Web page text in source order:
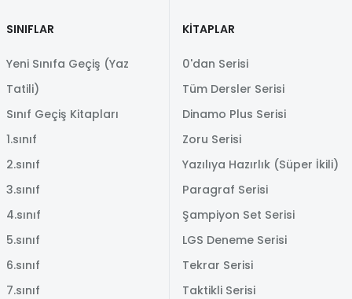
SINIFLAR
Yeni Sınıfa Geçiş (Yaz
Tatili)
Sınıf Geçiş Kitapları
1.sınıf
2.sınıf
3.sınıf
4.sınıf
5.sınıf
6.sınıf
7.sınıf
KİTAPLAR
0'dan Serisi
Tüm Dersler Serisi
Dinamo Plus Serisi
Zoru Serisi
Yazılıya Hazırlık (Süper İkili)
Paragraf Serisi
Şampiyon Set Serisi
LGS Deneme Serisi
Tekrar Serisi
Taktikli Serisi